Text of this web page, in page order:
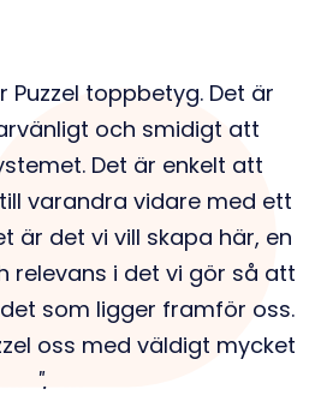
toppbetyg. Det är
och smidigt att
Det är enkelt att
varandra vidare med ett
är det vi vill skapa här, en
relevans i det vi gör så att
som ligger framför oss.
oss med väldigt mycket